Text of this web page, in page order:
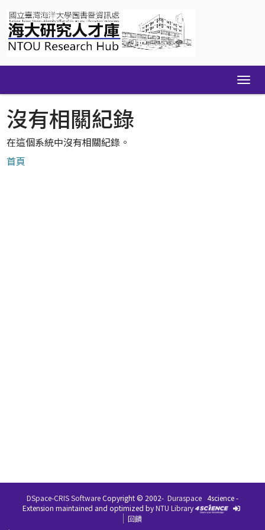
navigation
沒有相關紀錄
在這個系統中沒有相關紀錄。
首頁
DSpace-CRIS SoftwareCopyright © 2002- Duraspace 4science -
Extension maintained and optimized byNTU Library
回饋